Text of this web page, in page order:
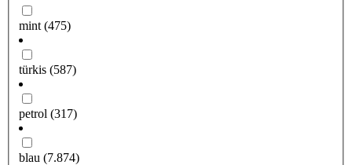
mint (475)
türkis (587)
petrol (317)
blau (7.874)